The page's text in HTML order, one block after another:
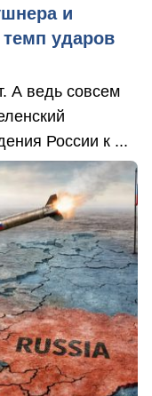
и
ударов
А ведь совсем
России к ...